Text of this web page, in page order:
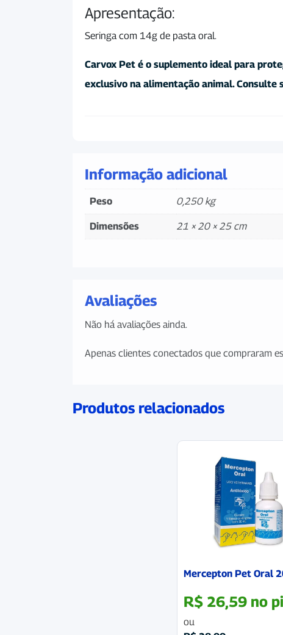
Apresentação:
Seringa com 14g de pasta oral.
Carvox Pet é o suplemento ideal para
exclusivo na alimentação animal. Consulte
Informação adicional
Peso 0,250 kg
Dimensões 21 × 20 × 25 cm
Avaliações
Não há avaliações ainda.
Apenas clientes conectados que compraram
Produtos relacionados
Mercepton Pet Oral
R$ 26,59 no
ou